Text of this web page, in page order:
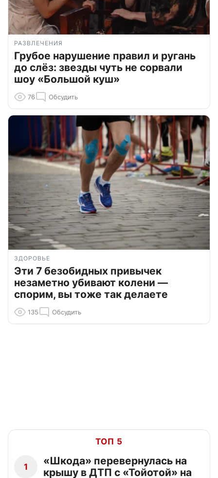
РАЗВЛЕЧЕНИЯ
Грубое нарушение правил и ругань
до слёз: звезды чуть не сорвали
шоу «Большой куш»
76 Обсудить
ЗДОРОВЬЕ
Эти 7 безобидных привычек
незаметно убивают колени —
спорим, вы тоже так делаете
135 Обсудить
ТОП 5
1
«Шкода» перевернулась на
крышу в ДТП с «Тойотой» на